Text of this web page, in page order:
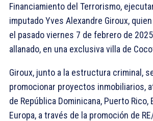
Financiamiento del Terrorismo,
imputado Yves Alexandre Giroux,
el pasado viernes 7 de febrero de
allanado, en una exclusiva villa de
Giroux, junto a la estructura criminal,
promocionar proyectos inmobiliarios,
de República Dominicana, Puerto Rico,
Europa, a través de la promoción de